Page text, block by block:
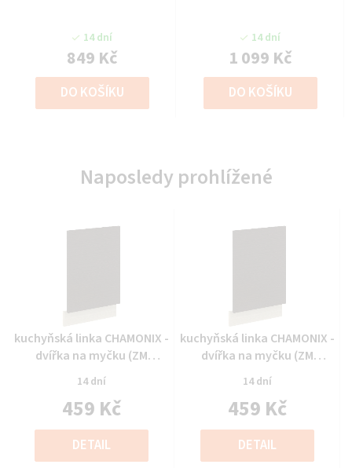
14 dní
849 Kč
DO KOŠÍKU
14 dní
1 099 Kč
DO KOŠÍKU
Naposledy prohlížené
Průměrné
hodnocení
produktu
je
0,0
5
hvězdiček.
kuchyňská linka CHAMONIX -
dvířka na myčku (ZM
570x446)
14 dní
459 Kč
Měrná
cena:
DETAIL
Průměrné
hodnocení
produktu
je
0,0
5
hvězdiček.
kuchyňská linka CHAMONIX -
dvířka na myčku (ZM
570x446)
14 dní
459 Kč
Měrná
cena:
DETAIL